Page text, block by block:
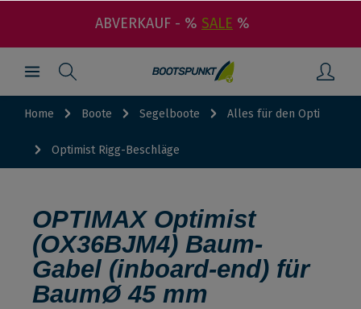
ABVERKAUF - % SALE %
Home Boote Segelboote Alles für den Opti
Optimist Rigg-Beschläge
OPTIMAX Optimist
(OX36BJM4) Baum-
Gabel (inboard-end) für
BaumØ 45 mm